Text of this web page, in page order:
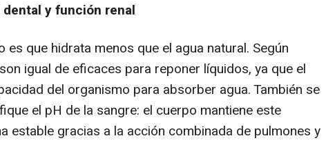
y función renal
es que hidrata menos que el agua natural. Según
igual de eficaces para reponer líquidos, ya que el
del organismo para absorber agua. También se
el pH de la sangre: el cuerpo mantiene este
estable gracias a la acción combinada de pulmones y